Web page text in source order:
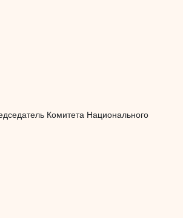
Комитета Национального